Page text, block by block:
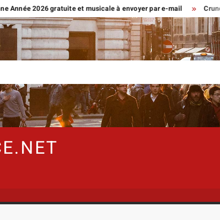
2026 gratuite et musicale à envoyer par e-mail Crunchscan